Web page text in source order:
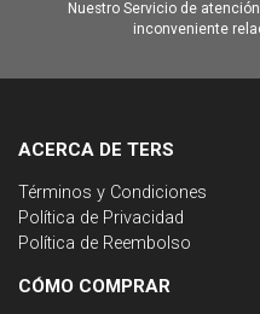
Nuestro Servicio de
inconveniente
ACERCA DE TERS
Términos y Condiciones
Política de Privacidad
Política de Reembolso
CÓMO COMPRAR